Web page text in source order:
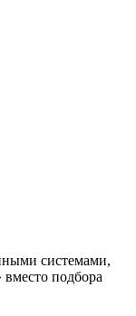
системами,
вместо подбора